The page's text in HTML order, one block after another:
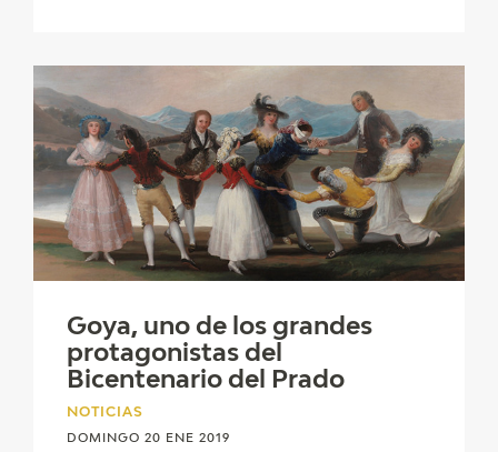
Goya, uno de los grandes
protagonistas del
Bicentenario del Prado
NOTICIAS
DOMINGO 20 ENE 2019